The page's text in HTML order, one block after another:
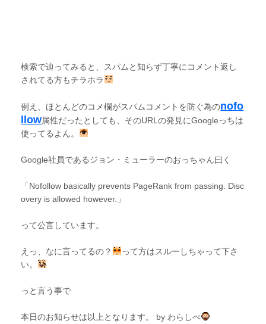
検索で辿ってみると、スパムと知らず丁寧にコメント返し
されてる方もチラホラ
例え、ほとんどのコメ欄がスパムコメントを防ぐ為のnofo
llow属性だったとしても、そのURLの発見にGoogleっちは
使ってるよん。
Google社員であるジョン・ミューラーのおっちゃん曰く
「Nofollow basically prevents PageRank from passing. Disc
overy is allowed however.」
って公言しています。
えっ、なに言ってるの？
って方はスルーしちゃって下さ
い。
っと言う事で
本日のお知らせは以上となります。 by わらしべ